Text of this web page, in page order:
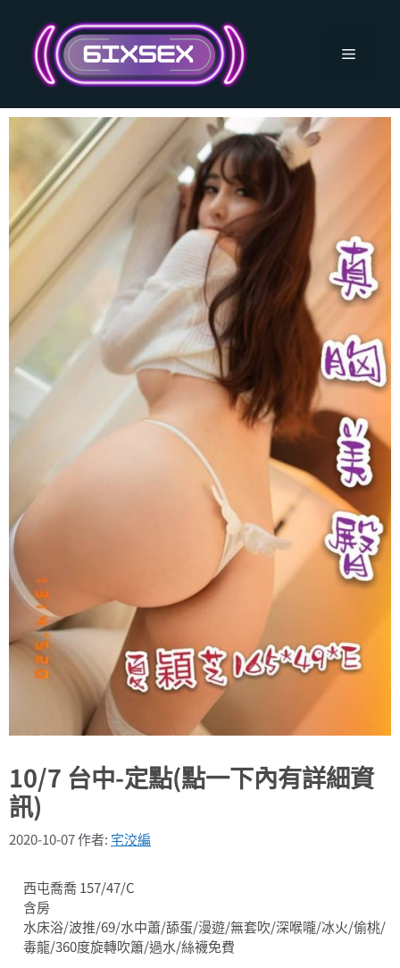
容
選
單
10/7 台中-定點(點一下內有詳細資
訊)
2020-10-07作者: 宅洨編
西屯喬喬 157/47/C
含房
水床浴/波推/69/水中蕭/舔蛋/漫遊/無套吹/深喉嚨/冰火/偷桃/
毒龍/360度旋轉吹簫/過水/絲襪免費